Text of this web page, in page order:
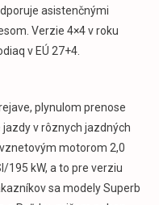
asistenčnými
Verzie 4×4 v roku
v EÚ 27+4.
plynulom prenose
v rôznych jazdných
motorom 2,0
195 kW, a to pre verziu
sa modely Superb